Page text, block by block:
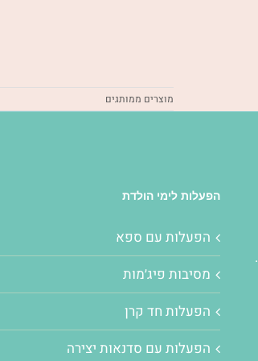
מוצרים ממותגים
הפעלות לימי הולדת
הפעלות עם ספא
מסיבות פיג׳מות
הפעלות חד קרן
הפעלות עם סדנאות יצירה